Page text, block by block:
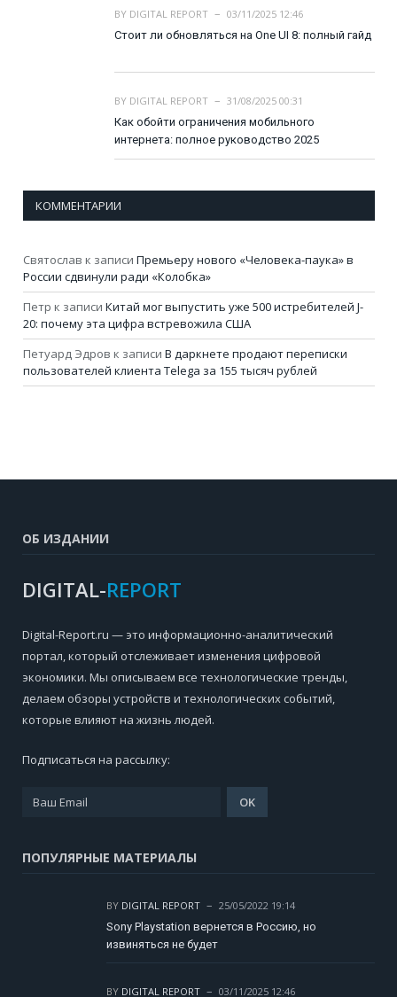
BY DIGITAL REPORT
03/11/2025 12:46
Стоит ли обновляться на One UI 8: полный гайд
BY DIGITAL REPORT
31/08/2025 00:31
Как обойти ограничения мобильного
интернета: полное руководство 2025
КОММЕНТАРИИ
Святослав к записи Премьеру нового «Человека-паука» в
России сдвинули ради «Колобка»
Петр к записи Китай мог выпустить уже 500 истребителей J-
20: почему эта цифра встревожила США
Петуард Эдров к записи В даркнете продают переписки
пользователей клиента Telega за 155 тысяч рублей
ОБ ИЗДАНИИ
DIGITAL-REPORT
Digital-Report.ru — это информационно-аналитический
портал, который отслеживает изменения цифровой
экономики. Мы описываем все технологические тренды,
делаем обзоры устройств и технологических событий,
которые влияют на жизнь людей.
Подписаться на рассылку:
ПОПУЛЯРНЫЕ МАТЕРИАЛЫ
BY DIGITAL REPORT
25/05/2022 19:14
Sony Playstation вернется в Россию, но
извиняться не будет
BY DIGITAL REPORT
03/11/2025 12:46